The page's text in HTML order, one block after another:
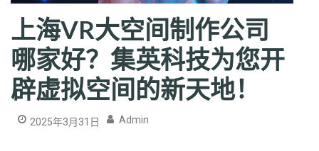
上海VR大空间制作公司
哪家好？集英科技为您开
辟虚拟空间的新天地！
2025年3月31日 Admin